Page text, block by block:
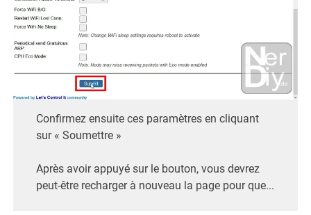
Confirmez ensuite ces paramètres en cliquant
sur « Soumettre »
Après avoir appuyé sur le bouton, vous devrez
peut-être recharger à nouveau la page pour que...